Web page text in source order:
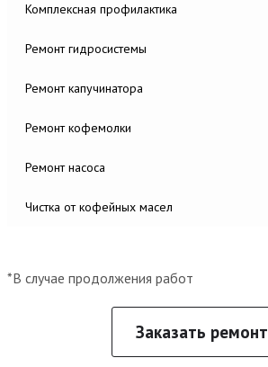
Комплексная профилактика
Ремонт гидросистемы
Ремонт капучинатора
Ремонт кофемолки
Ремонт насоса
Чистка от кофейных масел
*В случае продолжения работ
Заказать ремонт